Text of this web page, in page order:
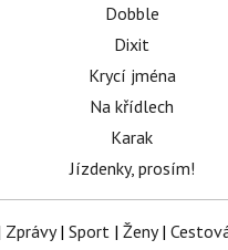
Dobble
Dixit
Krycí jména
Na křídlech
Karak
Jízdenky, prosím!
Zprávy| Sport | Ženy|